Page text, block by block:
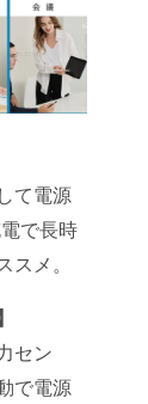
て電源
で長時
メ。
セン
で電源